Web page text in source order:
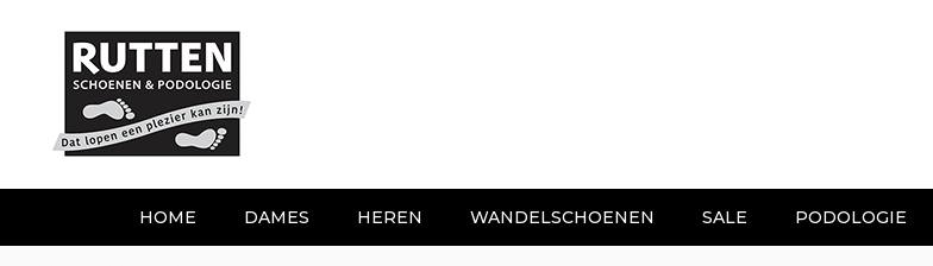
inhoud
HOME DAMES HEREN WANDELSCHOENEN SALE PODOLOGIE